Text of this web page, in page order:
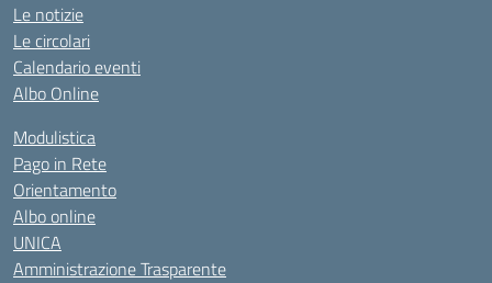
Le notizie
Le circolari
Calendario eventi
Albo Online
Modulistica
Pago in Rete
Orientamento
Albo online
UNICA
Amministrazione Trasparente